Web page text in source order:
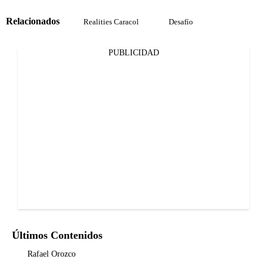
Relacionados Realities Caracol Desafío
PUBLICIDAD
Últimos Contenidos
Rafael Orozco